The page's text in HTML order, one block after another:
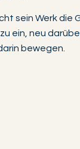
sein Werk die
ein, neu
bewegen.